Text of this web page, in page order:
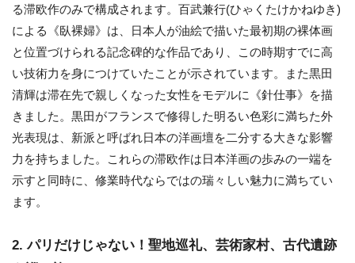
る滞欧作のみで構成されます。百武兼行(ひゃくたけかねゆき)
による《臥裸婦》は、日本人が油絵で描いた最初期の裸体画
と位置づけられる記念碑的な作品であり、この時期すでに高
い技術力を身につけていたことが示されています。また黒田
清輝は滞在先で親しくなった女性をモデルに《針仕事》を描
きました。黒田がフランスで修得した明るい色彩に満ちた外
光表現は、新派と呼ばれ日本の洋画壇を二分する大きな影響
力を持ちました。これらの滞欧作は日本洋画の歩みの一端を
示すと同時に、修業時代ならではの瑞々しい魅力に満ちてい
ます。
2. パリだけじゃない！聖地巡礼、芸術家村、古代遺跡